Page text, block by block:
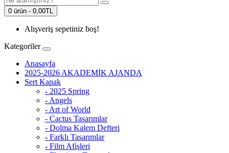
0 ürün - 0,00TL
Alışveriş sepetiniz boş!
Kategoriler
Anasayfa
2025-2026 AKADEMİK AJANDA
Sert Kapak
- 2025 Spring
- Angels
- Art of World
- Cactus Tasarımlar
- Dolma Kalem Defteri
- Farklı Tasarımlar
- Film Afişleri